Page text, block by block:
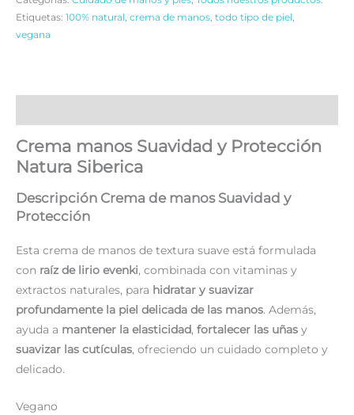
Etiquetas: 100% natural, crema de manos, todo tipo de piel,
vegana
Crema manos Suavidad y Protección
Natura Siberica
Descripción Crema de manos Suavidad y
Protección
Esta crema de manos de textura suave está formulada
con raíz de lirio evenki, combinada con vitaminas y
extractos naturales, para hidratar y suavizar
profundamente la piel delicada de las manos. Además,
ayuda a mantener la elasticidad, fortalecer las uñas y
suavizar las cutículas, ofreciendo un cuidado completo y
delicado.
Vegano